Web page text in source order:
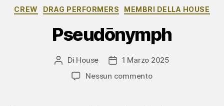
Categorie
CREW DRAG PERFORMERS MEMBRI DELLA HOUSE
Pseudōnymph
Autore
articolo
Di House
Data1 Marzo 2025
Nessun commentosu